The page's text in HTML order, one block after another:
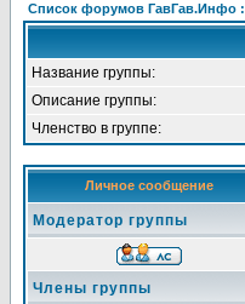
Список форумов ГавГав.Инфо
Название группы:
Описание группы:
Членство в группе:
Личное сообщение
Модератор группы
Члены группы